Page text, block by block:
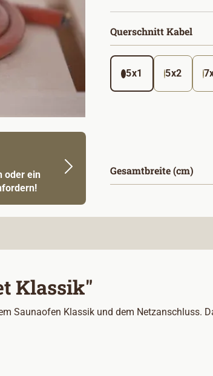
oder ein
Querschnitt Kabel
5x1 5x2
Gesamtbreite (cm)
Klassik"
Saunaofen Klassik und dem Netzanschluss.